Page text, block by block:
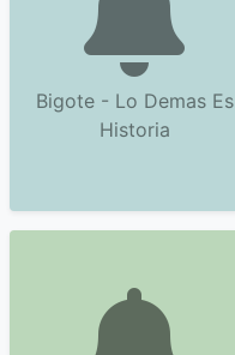
Bigote - Lo Demas Es
Historia